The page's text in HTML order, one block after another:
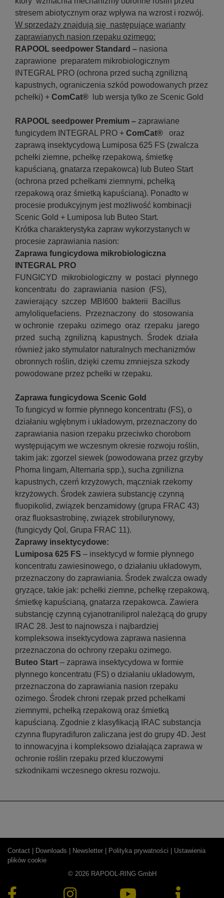
stresem abiotycznym oraz wpływa na wzrost i rozwój.
W sprzedaży znajdują się następujące warianty
zaprawianych nasion rzepaku ozimego:
RAPOOL seedpower Standard – nasiona
zaprawione preparatem mikrobiologicznym
INTEGRAL PRO (ochrona przed suchą zgnilizną
kapustnych, ograniczenia szkód powodowanych przez
pchełki) + ComCat® lub wersja tylko ze Scenic Gold
RAPOOL seedpower Premium – zaprawiane
fungicydem INTEGRAL PRO + ComCat® oraz
zaprawą insektycydową Lumiposa 625 FS (zwalcza
pchełki ziemne, pchełkę rzepakową, śmietkę
kapuścianą, gnatarza rzepakowca) lub Buteo Start
(ochrona przed pchełkami ziemnymi, pchełką
rzepakową oraz śmietką kapuścianą). Ponadto w
procesie produkcyjnym jest możliwość kombinacji
Scenic Gold + Lumiposa lub Buteo Start.
Krótka charakterystyka zapraw wykorzystanych w
procesie zaprawiania nasion:
Zaprawa fungicydowa mikrobiologiczna
INTEGRAL PRO
FUNGICYD mikrobiologiczny w postaci płynnego
koncentratu do zaprawiania nasion (FS),
zawierający szczep MBI600 bakterii Bacillus
amyloliquefaciens. Przeznaczony do stosowania
w ochronie rzepaku ozimego oraz rzepaku jarego
przed suchą zgnilizną kapustnych. Środek działa
również jako stymulator naturalnych mechanizmów
obronnych roślin, dzięki czemu zmniejsza szkody
powodowane przez pchełki w rzepaku.
Zaprawa fungicydowa Scenic Gold
To fungicyd w formie płynnego koncentratu (FS), o
działaniu wgłębnym i układowym, przeznaczony do
zaprawiania nasion rzepaku przeciwko chorobom
występującym we wczesnym okresie rozwoju roślin,
takim jak: zgorzel siewek (powodowana przez grzyby
Phoma lingam, Alternaria spp.), sucha zgnilizna
kapustnych, czerń krzyżowych, mączniak rzekomy
krzyżowych. Środek zawiera substancję czynną
fluopikolid, związek benzamidowy (grupa FRAC 43)
oraz fluoksastrobinę, związek strobilurynowy,
(fungicydy QoI, Grupa FRAC 11).
Zaprawy insektycydowe:
Lumiposa 625 FS – insektycyd w formie płynnego
koncentratu zawiesinowego, o działaniu układowym,
przeznaczony do zaprawiania. Środek zwalcza owady
gryzące, takie jak: pchełki ziemne, pchełkę rzepakową,
śmietkę kapuścianą, gnatarza rzepakowca. Zawiera
substancję czynną cyjanotraniliprol należącą do grupy
IRAC 28. Jest to najnowsza i najbardziej
kompleksowa insektycydowa zaprawa nasienna
przeznaczona do ochrony rzepaku ozimego.
Buteo Start – zaprawa insektycydowa w formie
płynnego koncentratu (FS) o działaniu układowym,
przeznaczona do zaprawiania nasion rzepaku
ozimego. Środek chroni rzepak przed pchełkami
ziemnymi, pchełką rzepakową oraz śmietką
kapuścianą. Zgodnie z klasyfikacją IRAC substancja
czynna flupyradifuron zaliczana jest do grupy 4D. Jest
to innowacyjna i kompleksowo działająca zaprawa w
ochronie roślin rzepaku przed kluczowymi
szkodnikami wczesnego okresu rozwoju.
Contact | Downloads | Newsletter | Polityka prywatności | Ustawienia
plików cookie
© 2026 RAPOOL-RING GmbH